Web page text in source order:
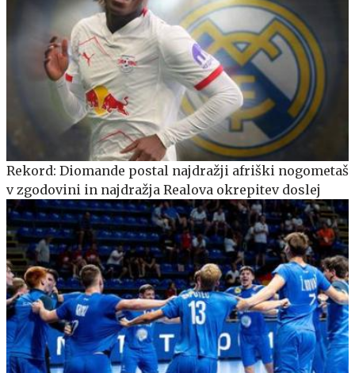
Rekord: Diomande postal najdražji afriški nogometaš
v zgodovini in najdražja Realova okrepitev doslej